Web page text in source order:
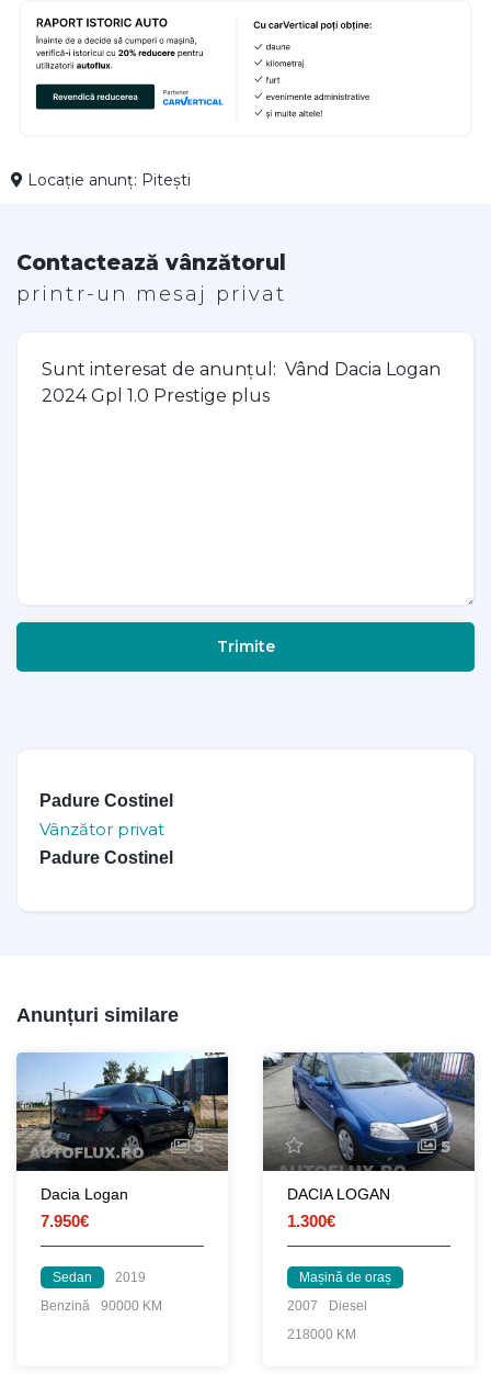
Locație anunț: Pitești
Contactează vânzătorul
printr-un mesaj privat
Trimite
Padure Costinel
Vânzător privat
Padure Costinel
Anunțuri similare
5
Dacia Logan
7.950€
Sedan
2019
Benzină
90000 KM
5
DACIA LOGAN
1.300€
Mașină de oraș
2007
Diesel
218000 KM